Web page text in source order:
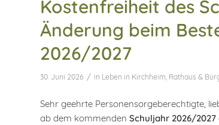
Kostenfreiheit des
Änderung beim
2026/2027
30. Juni 2026 / in Leben in Kirchheim, Rathaus &
Sehr geehrte Personensorgeberechtigte,
ab dem kommenden Schuljahr 2026/